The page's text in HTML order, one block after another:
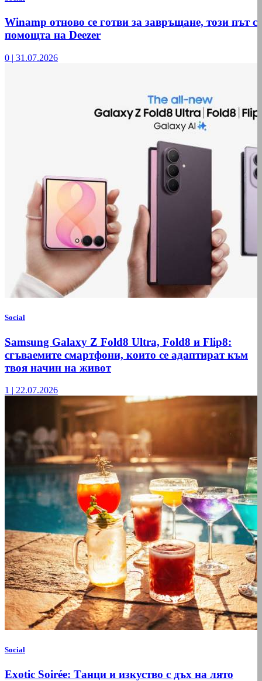
Winamp отново се готви за завръщане, този път с
помощта на Deezer
0 | 31.07.2026
Social
Samsung Galaxy Z Fold8 Ultra, Fold8 и Flip8:
сгъваемите смартфони, които се адаптират към
твоя начин на живот
1 | 22.07.2026
Social
Exotic Soirée: Танци и изкуство с дъх на лято